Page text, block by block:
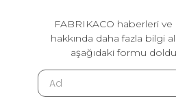
FABRIKACO haberleri ve
hakkında daha fazla bilgi
aşağıdaki formu